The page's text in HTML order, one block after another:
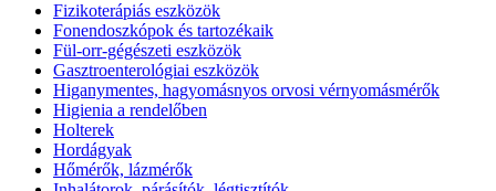
Fizikoterápiás eszközök
Fonendoszkópok és tartozékaik
Fül-orr-gégészeti eszközök
Gasztroenterológiai eszközök
Higanymentes, hagyomásnyos orvosi vérnyomásmérők
Higienia a rendelőben
Holterek
Hordágyak
Hőmérők, lázmérők